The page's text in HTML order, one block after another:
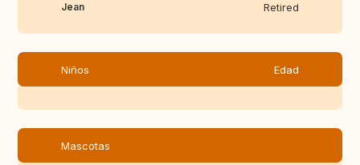
Jean Retired
Niños Edad
Mascotas